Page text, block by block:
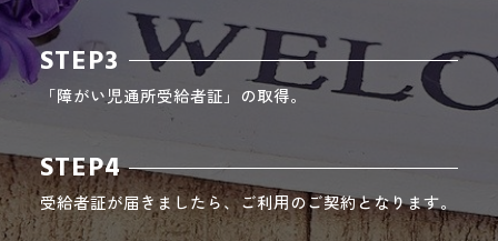
STEP3
「障がい児通所受給者証」の取得。
STEP4
受給者証が届きましたら、ご利用のご契約となります。